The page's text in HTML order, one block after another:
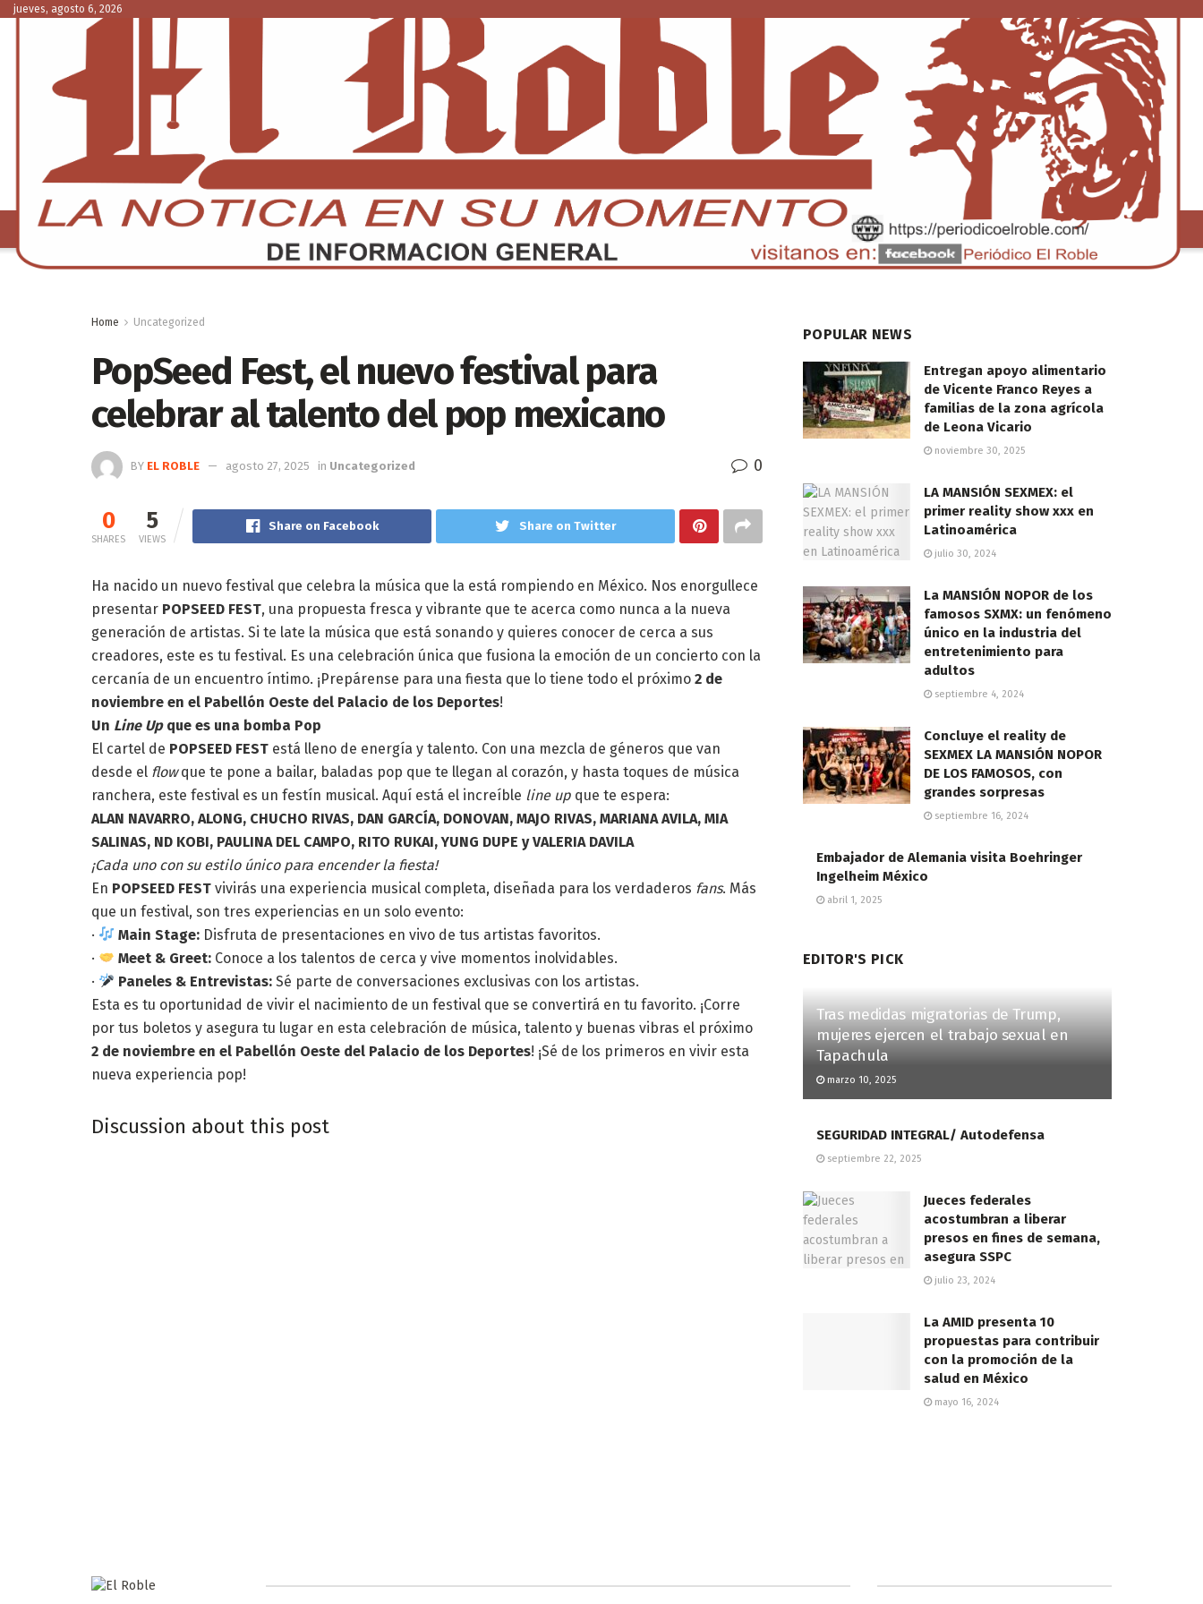
jueves, agosto 6, 2026
NACIONAL CDMX EDOMEX ECONOMÍA INTERNACIONAL DEPORTES TENDENCIA
Home Uncategorized
PopSeed Fest, el nuevo festival para
celebrar al talento del pop mexicano
BY EL ROBLE agosto 27, 2025 in Uncategorized 0
0
SHARES
5
VIEWS
Share on Facebook Share on Twitter
Ha nacido un nuevo festival que celebra la música que la está rompiendo en México. Nos enorgullece
presentar POPSEED FEST, una propuesta fresca y vibrante que te acerca como nunca a la nueva
generación de artistas. Si te late la música que está sonando y quieres conocer de cerca a sus
creadores, este es tu festival. Es una celebración única que fusiona la emoción de un concierto con la
cercanía de un encuentro íntimo. ¡Prepárense para una fiesta que lo tiene todo el próximo 2 de
noviembre en el Pabellón Oeste del Palacio de los Deportes!
Un Line Upque es una bomba Pop
El cartel de POPSEED FEST está lleno de energía y talento. Con una mezcla de géneros que van
desde el flowque te pone a bailar, baladas pop que te llegan al corazón, y hasta toques de música
ranchera, este festival es un festín musical. Aquí está el increíble line up que te espera:
ALAN NAVARRO, ALONG, CHUCHO RIVAS, DAN GARCÍA, DONOVAN, MAJO RIVAS, MARIANA AVILA, MIA
SALINAS, ND KOBI, PAULINA DEL CAMPO, RITO RUKAI, YUNG DUPE y VALERIA DAVILA
¡Cada uno con su estilo único para encender la fiesta!
En POPSEED FEST vivirás una experiencia musical completa, diseñada para los verdaderos fans. Más
que un festival, son tres experiencias en un solo evento:
·
Main Stage: Disfruta de presentaciones en vivo de tus artistas favoritos.
·
Meet & Greet: Conoce a los talentos de cerca y vive momentos inolvidables.
·
Paneles & Entrevistas: Sé parte de conversaciones exclusivas con los artistas.
Esta es tu oportunidad de vivir el nacimiento de un festival que se convertirá en tu favorito. ¡Corre
por tus boletos y asegura tu lugar en esta celebración de música, talento y buenas vibras el próximo
2 de noviembre en el Pabellón Oeste del Palacio de los Deportes! ¡Sé de los primeros en vivir esta
nueva experiencia pop!
Discussion about this post
POPULAR NEWS
Entregan apoyo alimentario
de Vicente Franco Reyes a
familias de la zona agrícola
de Leona Vicario
noviembre 30, 2025
LA MANSIÓN SEXMEX: el
primer reality show xxx en
Latinoamérica
julio 30, 2024
La MANSIÓN NOPOR de los
famosos SXMX: un fenómeno
único en la industria del
entretenimiento para
adultos
septiembre 4, 2024
Concluye el reality de
SEXMEX LA MANSIÓN NOPOR
DE LOS FAMOSOS, con
grandes sorpresas
septiembre 16, 2024
Embajador de Alemania visita Boehringer
Ingelheim México
abril 1, 2025
EDITOR'S PICK
Tras medidas migratorias de Trump,
mujeres ejercen el trabajo sexual en
Tapachula
marzo 10, 2025
SEGURIDAD INTEGRAL/ Autodefensa
septiembre 22, 2025
Jueces federales
acostumbran a liberar
presos en fines de semana,
asegura SSPC
julio 23, 2024
La AMID presenta 10
propuestas para contribuir
con la promoción de la
salud en México
mayo 16, 2024